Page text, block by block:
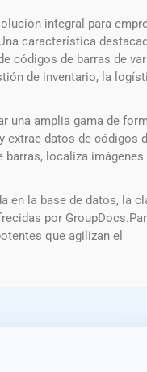
integral para
característica
códigos de barras de
de inventario, la
una amplia gama de
extrae datos de códigos
barras, localiza imágenes
en la base de datos, la
por
que agilizan el